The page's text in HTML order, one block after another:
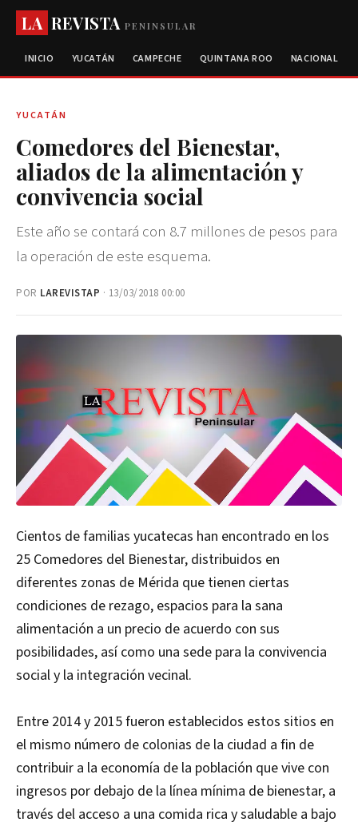
LA REVISTAPENINSULAR
INICIO YUCATÁN CAMPECHE QUINTANA ROO NACIONAL
YUCATÁN
Comedores del Bienestar,
aliados de la alimentación y
convivencia social
Este año se contará con 8.7 millones de pesos para
la operación de este esquema.
POR LAREVISTAP · 13/03/2018 00:00
Cientos de familias yucatecas han encontrado en los
25 Comedores del Bienestar, distribuidos en
diferentes zonas de Mérida que tienen ciertas
condiciones de rezago, espacios para la sana
alimentación a un precio de acuerdo con sus
posibilidades, así como una sede para la convivencia
social y la integración vecinal.
Entre 2014 y 2015 fueron establecidos estos sitios en
el mismo número de colonias de la ciudad a fin de
contribuir a la economía de la población que vive con
ingresos por debajo de la línea mínima de bienestar, a
través del acceso a una comida rica y saludable a bajo